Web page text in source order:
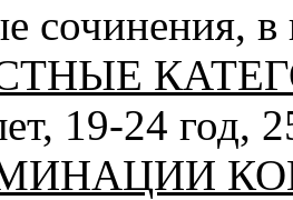
сочинения, в
19-24 год,